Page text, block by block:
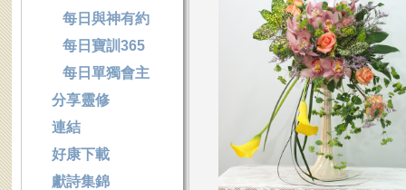
每日與神有約
每日寶訓365
每日單獨會主
分享靈修
連結
好康下載
獻詩集錦